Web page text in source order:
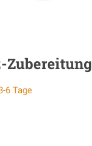
Zubereitung
6 Tage